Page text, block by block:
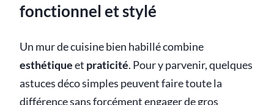
fonctionnel et stylé
Un mur de cuisine bien habillé combine
esthétiqueet praticité. Pour y parvenir, quelques
astuces déco simples peuvent faire toute la
différence sans forcément engager de gros